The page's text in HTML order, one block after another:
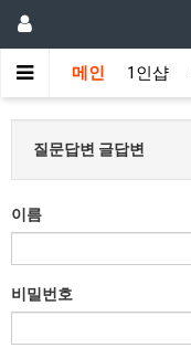
메인 1인샵
질문답변 글답변
이름
비밀번호